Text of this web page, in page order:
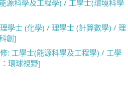
源科學及工程學) / 工學士(環境科學
學士 (化學) / 理學士 (計算數學) / 理
創]
: 工學士(能源科學及工程學) / 工學
環球視野]